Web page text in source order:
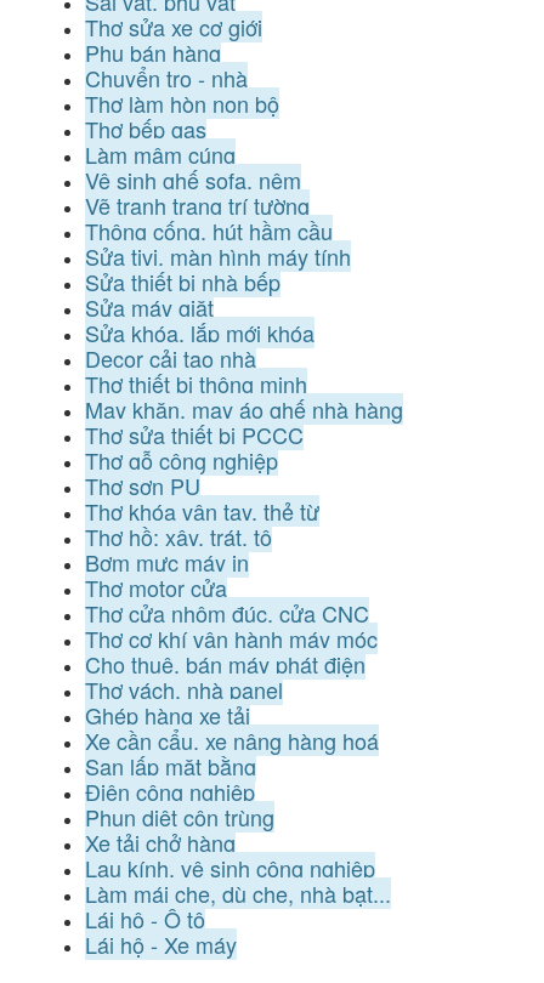
Thợ sửa xe cơ giới
Phụ bán hàng
Chuyển trọ - nhà
Thợ làm hòn non bộ
Thợ bếp gas
Làm mâm cúng
Vệ sinh ghế sofa, nệm
Vẽ tranh trang trí tường
Thông cống, hút hầm cầu
Sửa tivi, màn hình máy tính
Sửa thiết bị nhà bếp
Sửa máy giặt
Sửa khóa, lắp mới khóa
Decor cải tạo nhà
Thợ thiết bị thông minh
May khăn, may áo ghế nhà hàng
Thợ sửa thiết bị PCCC
Thợ gỗ công nghiệp
Thợ sơn PU
Thợ khóa vân tay, thẻ từ
Thợ hồ: xây, trát, tô
Bơm mực máy in
Thợ motor cửa
Thợ cửa nhôm đúc, cửa CNC
Thợ cơ khí vận hành máy móc
Cho thuê, bán máy phát điện
Thợ vách, nhà panel
Ghép hàng xe tải
Xe cần cẩu, xe nâng hàng hoá
San lấp mặt bằng
Điện công nghiệp
Phun diệt côn trùng
Xe tải chở hàng
Lau kính, vệ sinh công nghiệp
Làm mái che, dù che, nhà bạt...
Lái hộ - Ô tô
Lái hộ - Xe máy